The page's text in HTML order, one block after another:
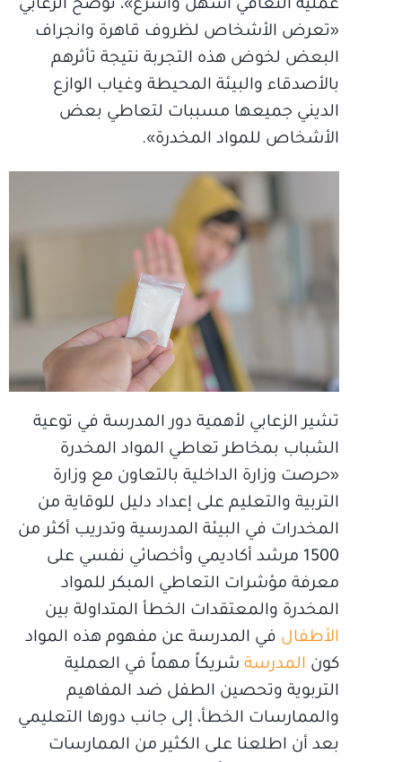
عملية التعافي أسهل وأسرع»، توضح الزعابي
«تعرض الأشخاص لظروف قاهرة وانجراف
البعض لخوض هذه التجربة نتيجة تأثرهم
بالأصدقاء والبيئة المحيطة وغياب الوازع
الديني جميعها مسببات لتعاطي بعض
الأشخاص للمواد المخدرة».
تشير الزعابي لأهمية دور المدرسة في توعية
الشباب بمخاطر تعاطي المواد المخدرة
«حرصت وزارة الداخلية بالتعاون مع وزارة
التربية والتعليم على إعداد دليل للوقاية من
المخدرات في البيئة المدرسية وتدريب أكثر من
1500 مرشد أكاديمي وأخصائي نفسي على
معرفة مؤشرات التعاطي المبكر للمواد
المخدرة والمعتقدات الخطأ المتداولة بين
الأطفال في المدرسة عن مفهوم هذه المواد
كون المدرسة شريكاً مهماً في العملية
التربوية وتحصين الطفل ضد المفاهيم
والممارسات الخطأ، إلى جانب دورها التعليمي
بعد أن اطلعنا على الكثير من الممارسات